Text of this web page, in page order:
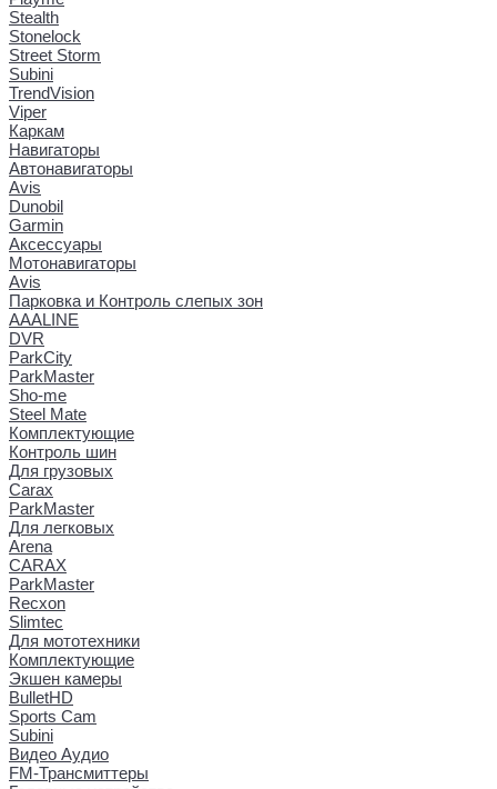
Stealth
Stonelock
Street Storm
Subini
TrendVision
Viper
Каркам
Навигаторы
Автонавигаторы
Avis
Dunobil
Garmin
Аксессуары
Мотонавигаторы
Avis
Парковка и Контроль слепых зон
AAALINE
DVR
ParkCity
ParkMaster
Sho-me
Steel Mate
Комплектующие
Контроль шин
Для грузовых
Carax
ParkMaster
Для легковых
Arena
CARAX
ParkMaster
Recxon
Slimtec
Для мототехники
Комплектующие
Экшен камеры
BulletHD
Sports Cam
Subini
Видео Аудио
FM-Трансмиттеры